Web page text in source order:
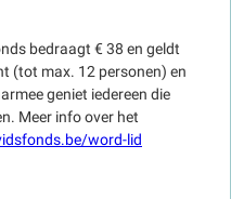
bedraagt € 38 en geldt
(tot max. 12 personen) en
geniet iedereen die
Meer info over het
word-lid